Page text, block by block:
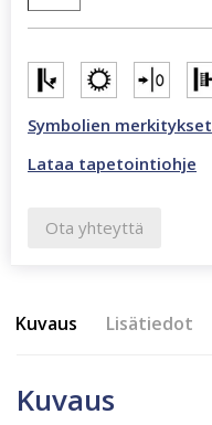
määrä
Symbolien merkitykset
Lataa tapetointiohje
Ota yhteyttä
Kuvaus Lisätiedot
Kuvaus